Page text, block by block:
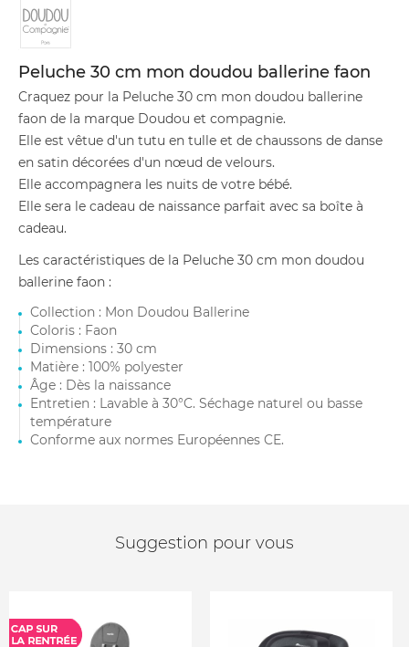
Peluche 30 cm mon doudou ballerine faon
Craquez pour la Peluche 30 cm mon doudou ballerine
faon de la marque Doudou et compagnie.
Elle est vêtue d'un tutu en tulle et de chaussons de danse
en satin décorées d'un nœud de velours.
Elle accompagnera les nuits de votre bébé.
Elle sera le cadeau de naissance parfait avec sa boîte à
cadeau.
Les caractéristiques de la Peluche 30 cm mon doudou
ballerine faon :
Collection : Mon Doudou Ballerine
Coloris : Faon
Dimensions : 30 cm
Matière : 100% polyester
Âge : Dès la naissance
Entretien : Lavable à 30°C. Séchage naturel ou basse
température
Conforme aux normes Européennes CE.
Suggestion pour vous